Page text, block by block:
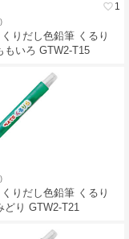
favorite_border 1
りだし色鉛筆 くるり
もいろ GTW2-T15
りだし色鉛筆 くるり
どり GTW2-T21